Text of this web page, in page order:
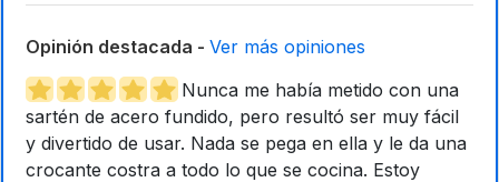
Opinión destacada - Ver más opiniones
Nunca me había metido con una
sartén de acero fundido, pero resultó ser muy fácil
y divertido de usar. Nada se pega en ella y le da una
crocante costra a todo lo que se cocina. Estoy